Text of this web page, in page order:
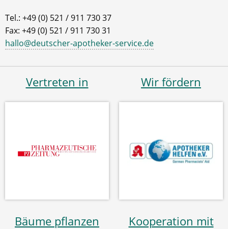
Tel.: +49 (0) 521 / 911 730 37
Fax: +49 (0) 521 / 911 730 31
hallo@deutscher-apotheker-service.de
Vertreten in Wir fördern
Bäume pflanzen Kooperation mit